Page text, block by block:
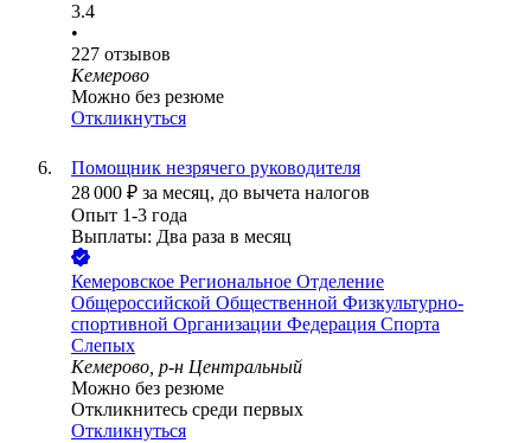
3.4
•
227 отзывов
Кемерово
Можно без резюме
Откликнуться
Помощник незрячего руководителя
28 000 ₽ за месяц, до вычета налогов
Опыт 1-3 года
Выплаты: Два раза в месяц
Кемеровское Региональное Отделение
Общероссийской Общественной Физкультурно-
спортивной Организации Федерация Спорта
Слепых
Кемерово, р-н Центральный
Можно без резюме
Откликнитесь среди первых
Откликнуться